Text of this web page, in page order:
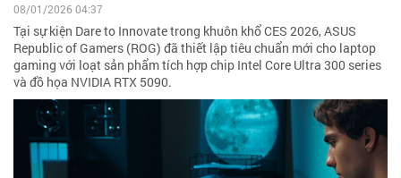
08/01/2026 04:37
Tại sự kiện Dare to Innovate trong khuôn khổ CES 2026, ASUS
Republic of Gamers (ROG) đã thiết lập tiêu chuẩn mới cho laptop
gaming với loạt sản phẩm tích hợp chip Intel Core Ultra 300 series
và đồ họa NVIDIA RTX 5090.